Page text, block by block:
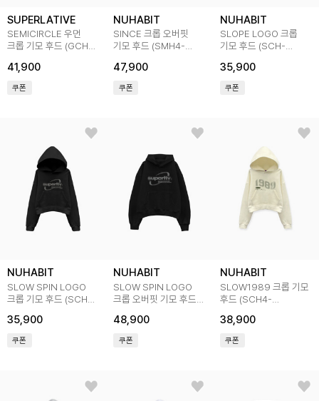
SUPERLATIVE
SEMICIRCLE 우먼
크롭 기모 후드 (GCH4-
41,900
쿠폰
NUHABIT
SINCE 크롭 오버핏
기모 후드 (SMH4-
47,900
쿠폰
NUHABIT
SLOPE LOGO 크롭
기모 후드 (SCH-
35,900
쿠폰
NUHABIT
SLOW SPIN LOGO
크롭 기모 후드 (SCH4-
35,900
쿠폰
NUHABIT
SLOW SPIN LOGO
크롭 오버핏 기모 후드
48,900
쿠폰
NUHABIT
SLOW1989 크롭 기모
후드 (SCH4-
38,900
쿠폰